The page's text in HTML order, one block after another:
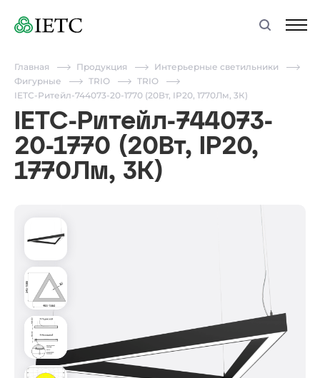
Главная Продукция
Интерьерные светильники
Фигурные
TRIO
TRIO
IETC-Ритейл-744073-20-1770 (20Вт, IP20, 1770Лм, 3К)
IETC-Ритейл-744073-
20-1770 (20Вт, IP20,
1770Лм, 3К)